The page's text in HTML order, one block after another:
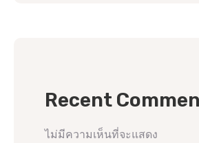
Recent
ไม่มีความเห็นที่จะแสดง